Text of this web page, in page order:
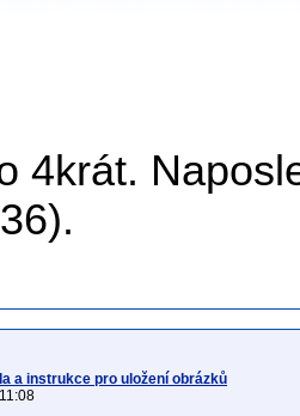
4krát.
a instrukce pro uložení obrázků